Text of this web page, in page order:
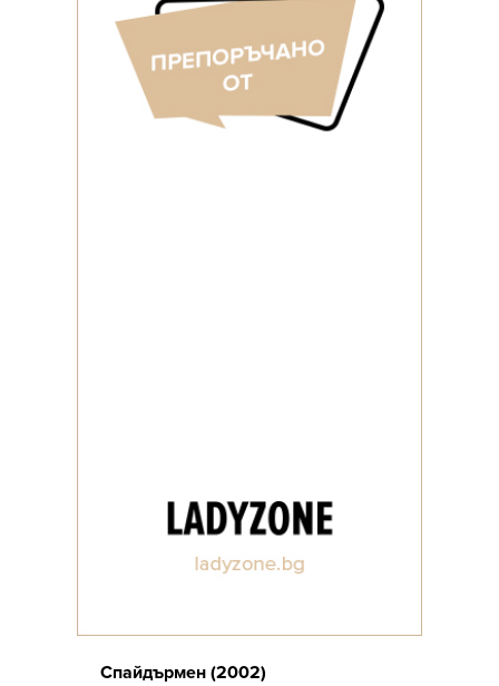
Спайдърмен (2002)